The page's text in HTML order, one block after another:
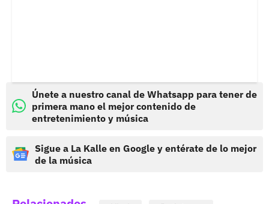
Únete a nuestro canal de Whatsapp para tener de
primera mano el mejor contenido de
entretenimiento y música
Sigue a La Kalle en Google y entérate de lo mejor
de la música